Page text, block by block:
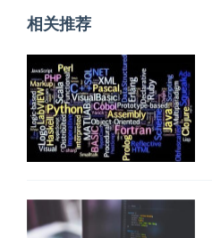
相关推荐